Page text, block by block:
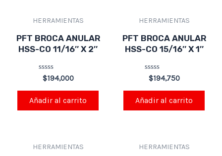
HERRAMIENTAS
PFT BROCA ANULAR
HSS-CO 11/16″ X 2″
Valorado
en
0
de
5
$194,000
Añadir al carrito
HERRAMIENTAS
PFT BROCA ANULAR
HSS-CO 15/16″ X 1″
Valorado
en
0
de
5
$194,750
Añadir al carrito
HERRAMIENTAS HERRAMIENTAS